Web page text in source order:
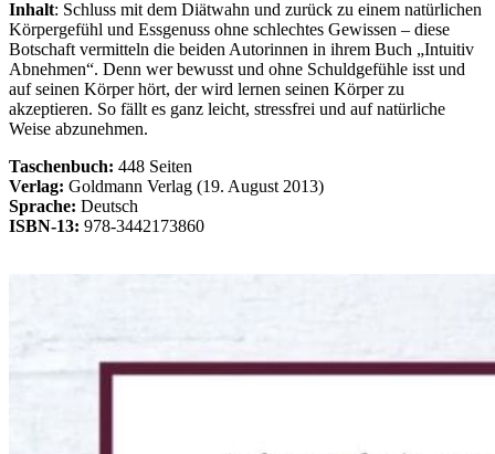
Inhalt: Schluss mit dem Diätwahn und zurück zu einem natürlichen
Körpergefühl und Essgenuss ohne schlechtes Gewissen – diese
Botschaft vermitteln die beiden Autorinnen in ihrem Buch „Intuitiv
Abnehmen“. Denn wer bewusst und ohne Schuldgefühle isst und
auf seinen Körper hört, der wird lernen seinen Körper zu
akzeptieren. So fällt es ganz leicht, stressfrei und auf natürliche
Weise abzunehmen.
Taschenbuch: 448 Seiten
Verlag: Goldmann Verlag (19. August 2013)
Sprache: Deutsch
ISBN-13: 978-3442173860